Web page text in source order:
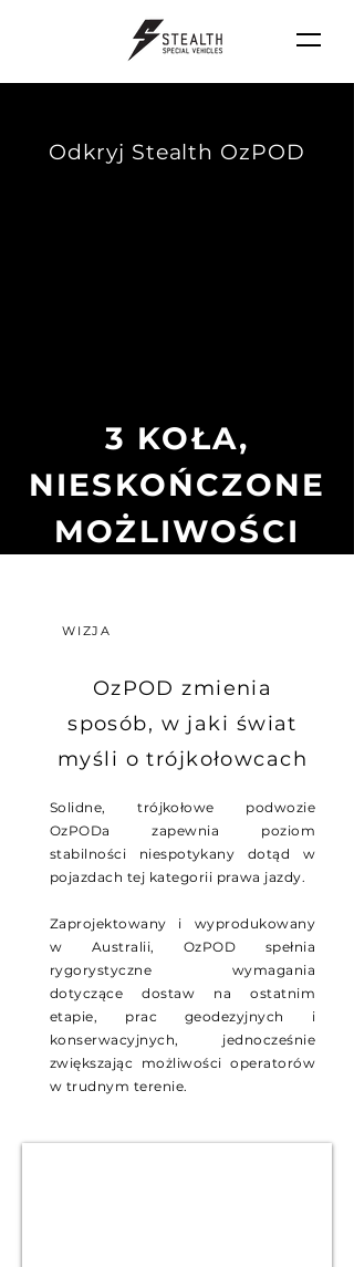
Odkryj Stealth OzPOD
3 KOŁA,
NIESKOŃCZONE
MOŻLIWOŚCI
WIZJA
OzPOD zmienia
sposób, w jaki świat
myśli o trójkołowcach
Solidne, trójkołowe podwozie
OzPODa
zapewnia poziom
stabilności niespotykany dotąd w
pojazdach tej kategorii prawa jazdy.
Zaprojektowany i wyprodukowany
w Australii, OzPOD spełnia
rygorystyczne wymagania
dotyczące dostaw na ostatnim
etapie, prac geodezyjnych i
konserwacyjnych, jednocześnie
zwiększając możliwości operatorów
w trudnym terenie.